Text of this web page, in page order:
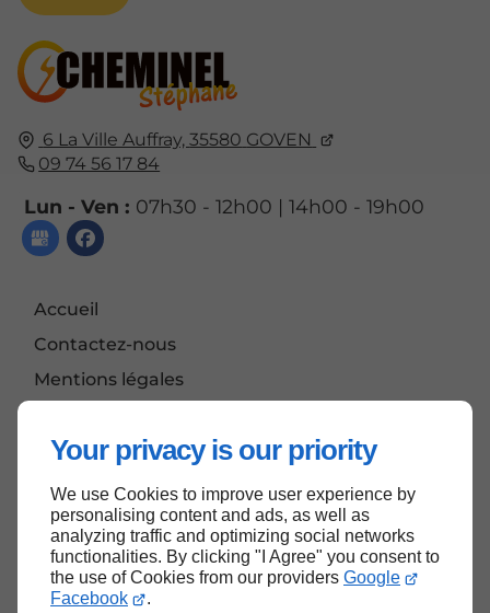
Your privacy is our priority
We use Cookies to improve user experience by
personalising content and ads, as well as
analyzing traffic and optimizing social networks
functionalities. By clicking "I Agree" you consent to
the use of Cookies from our providers Google
Facebook
.
6 La Ville Auffray,35580 GOVEN
09 74 56 17 84
Lun - Ven : 07h30 - 12h00 | 14h00 - 19h00
Accueil
Contactez-nous
Mentions légales
Haut de page